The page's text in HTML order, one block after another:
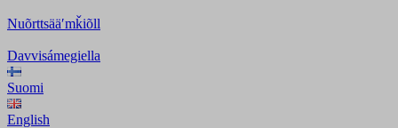
Nuõrttsääʹmǩiõll
Davvisámegiella
Suomi
English